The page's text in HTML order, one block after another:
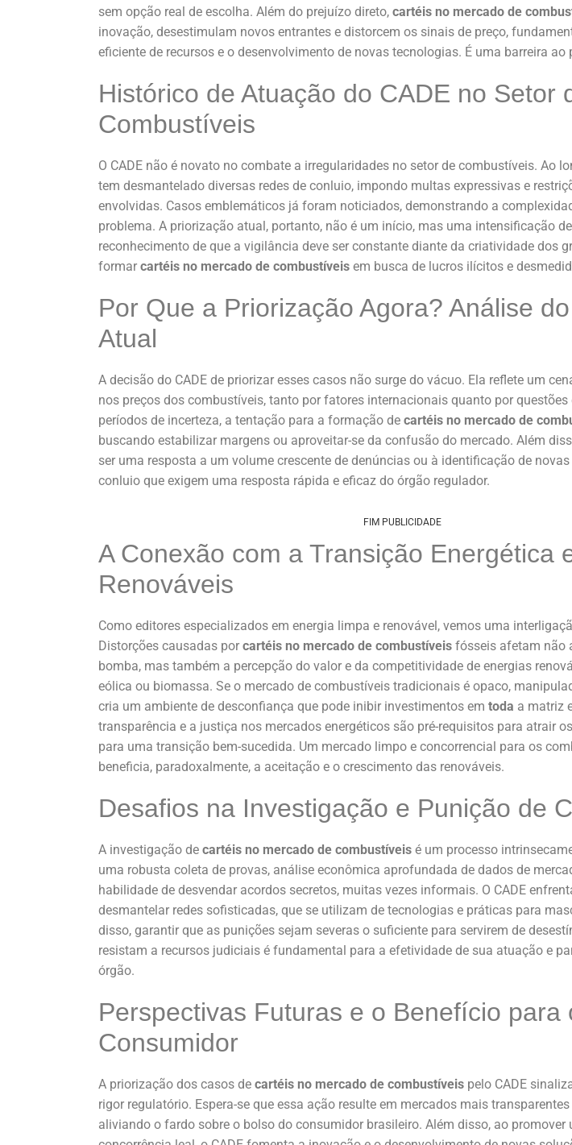
sem opção real de escolha. Além do prejuízo direto, cartéis no mercado de
inovação, desestimulam novos entrantes e distorcem os sinais de preço,
eficiente de recursos e o desenvolvimento de novas tecnologias. É uma barreira ao
Histórico de Atuação do CADE no Setor
Combustíveis
O CADE não é novato no combate a irregularidades no setor de combustíveis. Ao
tem desmantelado diversas redes de conluio, impondo multas expressivas e
envolvidas. Casos emblemáticos já foram noticiados, demonstrando a
problema. A priorização atual, portanto, não é um início, mas uma intensificação
reconhecimento de que a vigilância deve ser constante diante da criatividade dos
formar cartéis no mercado de combustíveis em busca de lucros ilícitos e
Por Que a Priorização Agora? Análise
Atual
A decisão do CADE de priorizar esses casos não surge do vácuo. Ela reflete um
nos preços dos combustíveis, tanto por fatores internacionais quanto por questões
períodos de incerteza, a tentação para a formação de cartéis no mercado de
buscando estabilizar margens ou aproveitar-se da confusão do mercado. Além
ser uma resposta a um volume crescente de denúncias ou à identificação de
conluio que exigem uma resposta rápida e eficaz do órgão regulador.
FIM PUBLICIDADE
A Conexão com a Transição Energética
Renováveis
Como editores especializados em energia limpa e renovável, vemos uma
Distorções causadas por cartéis no mercado de combustíveis fósseis afetam não
bomba, mas também a percepção do valor e da competitividade de energias
eólica ou biomassa. Se o mercado de combustíveis tradicionais é opaco,
cria um ambiente de desconfiança que pode inibir investimentos em toda a matriz
transparência e a justiça nos mercados energéticos são pré-requisitos para atrair
para uma transição bem-sucedida. Um mercado limpo e concorrencial para os
beneficia, paradoxalmente, a aceitação e o crescimento das renováveis.
Desafios na Investigação e Punição de
A investigação de cartéis no mercado de combustíveis é um processo
uma robusta coleta de provas, análise econômica aprofundada de dados de
habilidade de desvendar acordos secretos, muitas vezes informais. O CADE
desmantelar redes sofisticadas, que se utilizam de tecnologias e práticas para
disso, garantir que as punições sejam severas o suficiente para servirem de
resistam a recursos judiciais é fundamental para a efetividade de sua atuação e
órgão.
Perspectivas Futuras e o Benefício para
Consumidor
A priorização dos casos de cartéis no mercado de combustíveis pelo CADE
rigor regulatório. Espera-se que essa ação resulte em mercados mais
aliviando o fardo sobre o bolso do consumidor brasileiro. Além disso, ao promover